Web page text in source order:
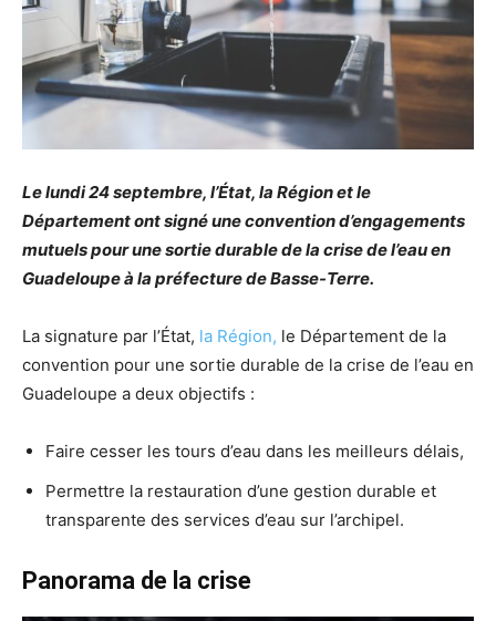
Le lundi 24 septembre, l’État, la Région et le
Département ont signé une convention d’engagements
mutuels pour une sortie durable de la crise de l’eau en
Guadeloupe à la préfecture de Basse-Terre.
La signature par l’État, la Région, le Département de la
convention pour une sortie durable de la crise de l’eau en
Guadeloupe a deux objectifs :
Faire cesser les tours d’eau dans les meilleurs délais,
Permettre la restauration d’une gestion durable et
transparente des services d’eau sur l’archipel.
Panorama de la crise